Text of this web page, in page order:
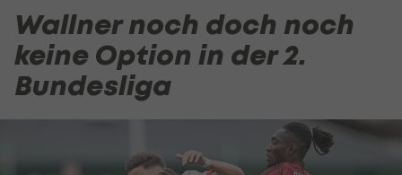
Wallner noch doch noch
keine Option in der 2.
Bundesliga